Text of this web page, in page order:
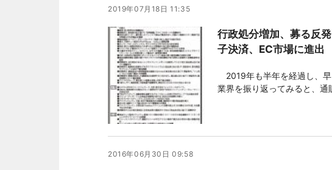
2019年07月18日 11:35
行政処分増加、募る反
子決済、EC市場に進出
2019年も半年を経過し、
業界を振り返ってみると、通
多く目についた。その一方
2016年06月30日 09:58